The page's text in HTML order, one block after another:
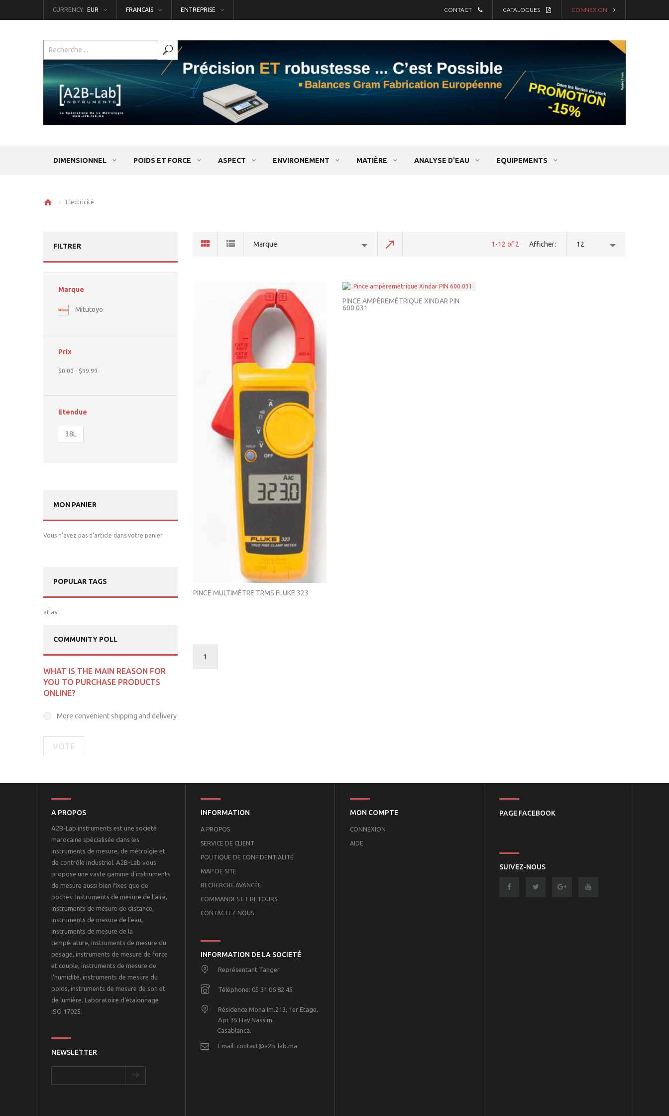
CURRENCY: EUR FRANCAIS ENTREPRISE CONNEXION
CATALOGUES
CONTACT
DIMENSIONNEL POIDS ET FORCE ASPECT ENVIRONEMENT MATIÈRE ANALYSE D'EAU EQUIPEMENTS
Electricité
Marque 1-12 of 2 Afficher 12
PINCE MULTIMÈTRE TRMS FLUKE 323
PINCE AMPÈREMÉTRIQUE XINDAR PIN
600.031
1
FILTRER
Marque
Mitutoyo
Prix
$0.00 - $99.99
Etendue
38L
MON PANIER
Vous n'avez pas d'article dans votre panier.
POPULAR TAGS
atlas
COMMUNITY POLL
WHAT IS THE MAIN REASON FOR
YOU TO PURCHASE PRODUCTS
ONLINE?
More convenient shipping and delivery
VOTE
A PROPOS
A2B-Lab instruments est une société
marocaine spécialisée dans les
instruments de mesure, de métrolgie et
de contrôle industriel. A2B-Lab vous
propose une vaste gamme d'instruments
de mesure aussi bien fixes que de
poches: Instruments de mesure de l'aire,
instruments de mesure de distance,
instruments de mesure de l'eau,
instruments de mesure de la
température, instruments de mesure du
pesage, instruments de mesure de force
et couple, instruments de mesure de
l'humidité, instruments de mesure du
poids, instruments de mesure de son et
de lumière. Laboratoire d’étalonnage
ISO 17025.
NEWSLETTER
INFORMATION
A PROPOS
SERVICE DE CLIENT
POLITIQUE DE CONFIDENTIALITÉ
MAP DE SITE
RECHERCHE AVANCÉE
COMMANDES ET RETOURS
CONTACTEZ-NOUS
INFORMATION DE LA SOCIETÉ
Représentant Tanger
Téléphone: 05 31 06 82 45
Résidence Mona Im.213, 1er Etage,
Apt 35 Hay Nassim
Casablanca.
Email: contact@a2b-lab.ma
MON COMPTE
CONNEXION
AIDE
PAGE FACEBOOK
SUIVEZ-NOUS